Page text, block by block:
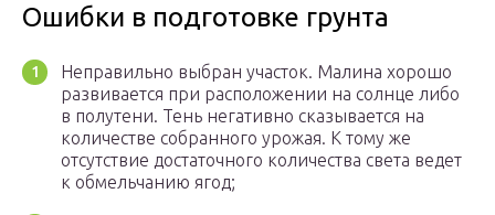
Ошибки в подготовке грунта
Неправильно выбран участок. Малина хорошо
развивается при расположении на солнце либо
в полутени. Тень негативно сказывается на
количестве собранного урожая. К тому же
отсутствие достаточного количества света ведет
к обмельчанию ягод;